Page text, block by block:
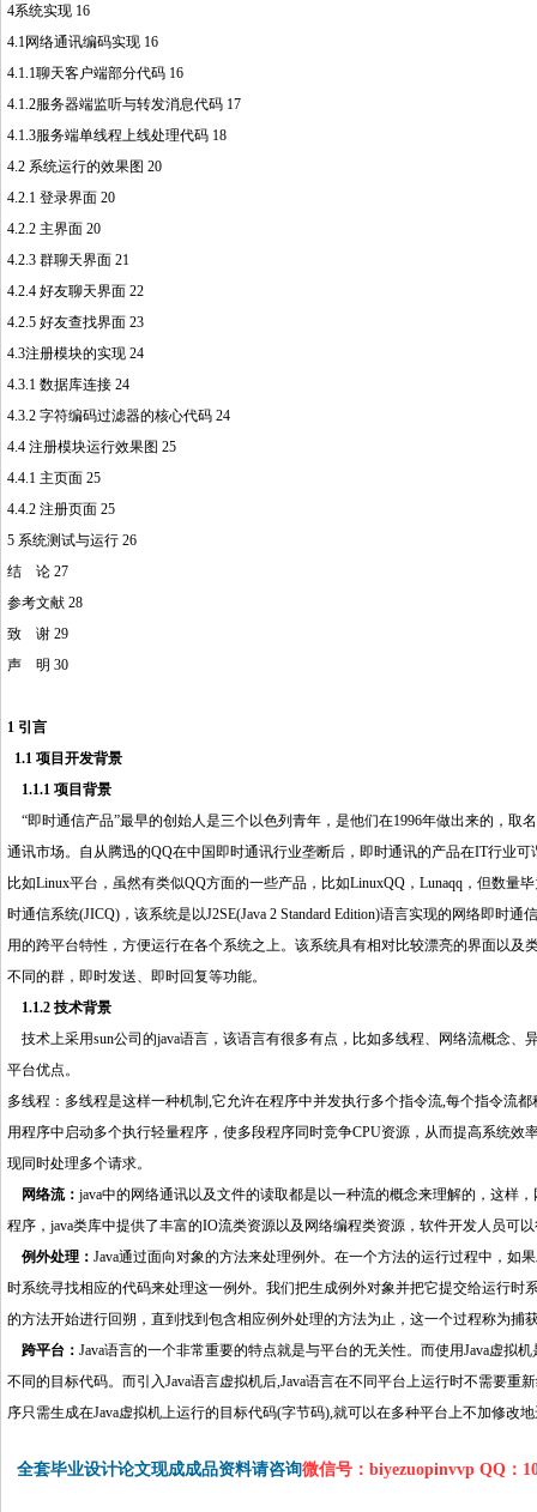
4系统实现 16
4.1网络通讯编码实现 16http://www.16sheji8.cn/
4.1.1聊天客户端部分代码 16
4.1.2服务器端监听与转发消息代码 17
4.1.3服务端单线程上线处理代码 18
4.2 系统运行的效果图 20
4.2.1 登录界面 20
4.2.2 主界面 20
4.2.3 群聊天界面 21
4.2.4 好友聊天界面 22
4.2.5 好友查找界面 23
4.3注册模块的实现 24
4.3.1 数据库连接 24
4.3.2 字符编码过滤器的核心代码 24
4.4 注册模块运行效果图 25
4.4.1 主页面 25
4.4.2 注册页面 25
5 系统测试与运行 26
结 论 27
参考文献 28http://www.16sheji8.cn/
致 谢 29
声 明 30
1 引言
1.1 项目开发背景
1.1.1 项目背景
“即时通信产品”最早的创始人是三个以色列青年，是他们在1996年做出来的，取
通讯市场。自从腾迅的QQ在中国即时通讯行业垄断后，即时通讯的产品在IT行业
比如Linux平台，虽然有类似QQ方面的一些产品，比如LinuxQQ，Lunaqq，但数
时通信系统(JICQ)，该系统是以J2SE(Java 2 Standard Edition)语言实现的网络即时
用的跨平台特性，方便运行在各个系统之上。该系统具有相对比较漂亮的界面以
不同的群，即时发送、即时回复等功能。
1.1.2 技术背景
技术上采用sun公司的java语言，该语言有很多有点，比如多线程、网络流概念
平台优点。
多线程：多线程是这样一种机制,它允许在程序中并发执行多个指令流,每个指令流
用程序中启动多个执行轻量程序，使多段程序同时竞争CPU资源，从而提高系统
现同时处理多个请求。
网络流： java中的网络通讯以及文件的读取都是以一种流的概念来理解的，这样
程序，java类库中提供了丰富的IO流类资源以及网络编程类资源，软件开发人员可
例外处理： Java通过面向对象的方法来处理例外。在一个方法的运行过程中，如
时系统寻找相应的代码来处理这一例外。我们把生成例外对象并把它提交给运行
的方法开始进行回朔，直到找到包含相应例外处理的方法为止，这一个过程称为捕
跨平台： Java语言的一个非常重要的特点就是与平台的无关性。而使用Java虚拟
不同的目标代码。而引入Java语言虚拟机后,Java语言在不同平台上运行时不需要重
序只需生成在Java虚拟机上运行的目标代码(字节码),就可以在多种平台上不加修改
全套毕业设计论文现成成品资料请咨询微信号：biyezuopinvvp QQ